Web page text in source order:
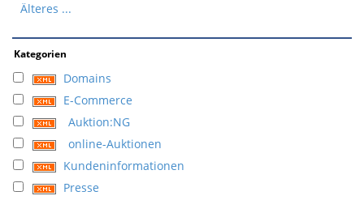
Älteres ...
Kategorien
Domains
E-Commerce
Auktion:NG
online-Auktionen
Kundeninformationen
Presse